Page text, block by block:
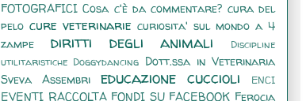
FOTOGRAFICI Cosa c'è da commentare? cura del
pelo cure veterinarie curiosita' sul mondo a 4
zampe
diritti degli animali
Discipline
utilitaristiche Doggydancing Dott.ssa in Veterinaria
Sveva Assembri
educazione cuccioli ENCI
EVENTI RACCOLTA FONDI SU FACEBOOK Ferocia